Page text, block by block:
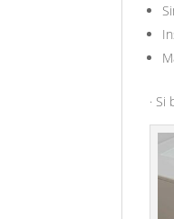
· Si